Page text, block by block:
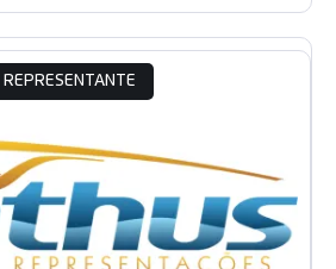
REPRESENTANTE